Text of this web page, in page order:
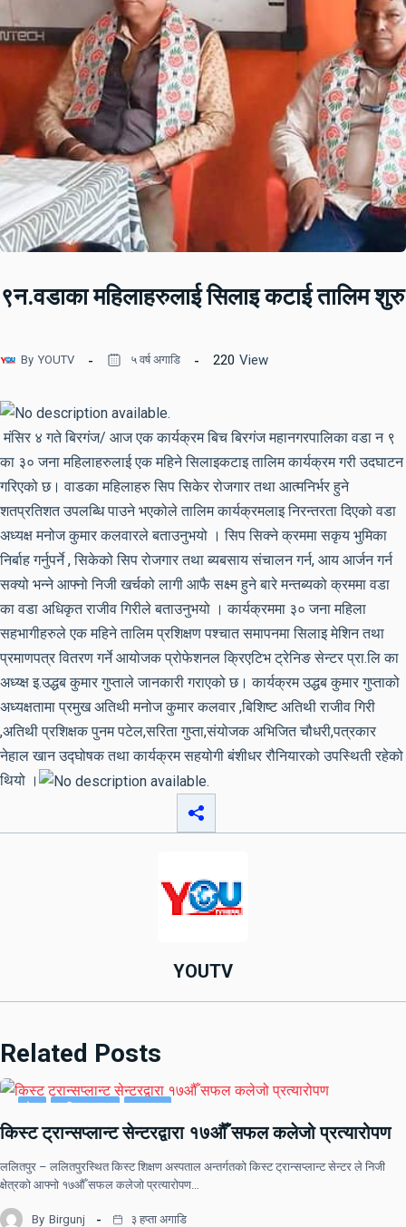
९न.वडाका महिलाहरुलाई सिलाइ कटाई तालिम शुरु
By YOUTV ५ वर्ष अगाडि 220 View
मंसिर ४ गते बिरगंज/ आज एक कार्यक्रम बिच बिरगंज महानगरपालिका वडा न ९
का ३० जना महिलाहरुलाई एक महिने सिलाइकटाइ तालिम कार्यक्रम गरी उदघाटन
गरिएको छ। वाडका महिलाहरु सिप सिकेर रोजगार तथा आत्मनिर्भर हुने
शतप्रतिशत उपलब्धि पाउने भएकोले तालिम कार्यक्रमलाइ निरन्तरता दिएको वडा
अध्यक्ष मनोज कुमार कलवारले बताउनुभयो । सिप सिक्ने क्रममा सकृय भुमिका
निर्बाह गर्नुपर्ने , सिकेको सिप रोजगार तथा ब्यबसाय संचालन गर्न, आय आर्जन गर्न
सक्यो भन्ने आफ्नो निजी खर्चको लागी आफै सक्ष्म हुने बारे मन्तब्यको क्रममा वडा
का वडा अधिकृत राजीव गिरीले बताउनुभयो । कार्यक्रममा ३० जना महिला
सहभागीहरुले एक महिने तालिम प्रशिक्षण पश्चात समापनमा सिलाइ मेशिन तथा
प्रमाणपत्र वितरण गर्ने आयोजक प्रोफेशनल क्रिएटिभ ट्रेनिङ सेन्टर प्रा.लि का
अध्य्क्ष इ.उद्धब कुमार गुप्ताले जानकारी गराएको छ। कार्यक्रम उद्धब कुमार गुप्ताको
अध्यक्षतामा प्रमुख अतिथी मनोज कुमार कलवार ,बिशिष्ट अतिथी राजीव गिरी
,अतिथी प्रशिक्षक पुनम पटेल,सरिता गुप्ता,संयोजक अभिजित चौधरी,पत्रकार
नेहाल खान उद्घोषक तथा कार्यक्रम सहयोगी बंशीधर रौनियारको उपस्थिती रहेको
थियो ।
YOUTV
Related Posts
किस्ट ट्रान्सप्लान्ट सेन्टरद्वारा १७औँ सफल कलेजो प्रत्यारोपण
ललितपुर – ललितपुरस्थित किस्ट शिक्षण अस्पताल अन्तर्गतको किस्ट ट्रान्सप्लान्ट सेन्टर ले निजी
क्षेत्रको आफ्नो १७औँ सफल कलेजो प्रत्यारोपण…
By Birgunj ३ हप्ता अगाडि